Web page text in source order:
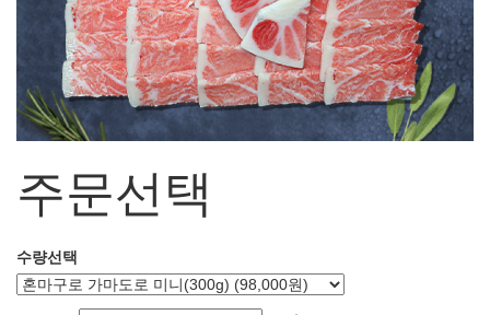
주문선택
수량선택